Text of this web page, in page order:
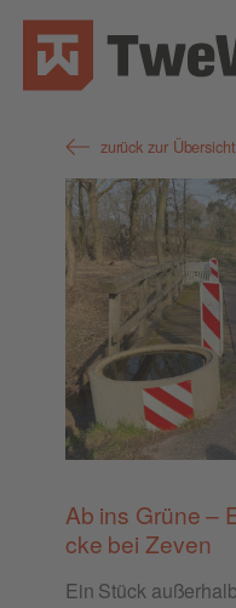
zurück zur Übersicht
Ab ins Grü­ne –
cke bei Zeven
Ein Stück